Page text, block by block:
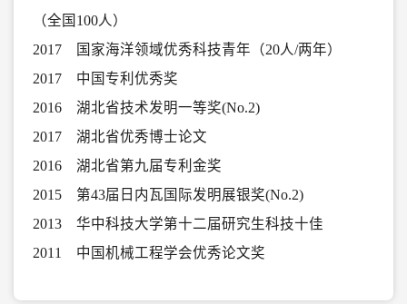
（全国100人）
2017 国家海洋领域优秀科技青年（20人/两年）
2017 中国专利优秀奖
2016 湖北省技术发明一等奖(No.2)
2017 湖北省优秀博士论文
2016 湖北省第九届专利金奖
2015 第43届日内瓦国际发明展银奖(No.2)
2013 华中科技大学第十二届研究生科技十佳
2011 中国机械工程学会优秀论文奖